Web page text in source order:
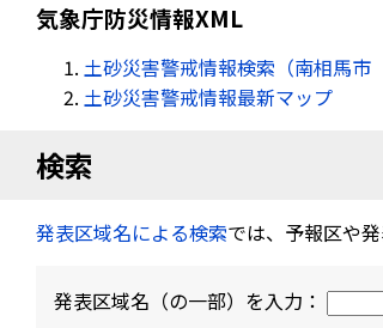
気象庁防災情報XML
土砂災害警戒情報検索（南相馬市
土砂災害警戒情報最新マップ
検索
発表区域名による検索では、予報区や
発表区域名（の一部）を入力：